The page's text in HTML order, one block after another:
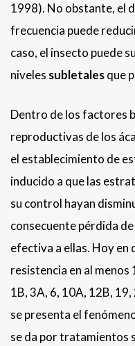
1998). No obstante, el
frecuencia puede
caso, el insecto puede
niveles subletalesque
Dentro de los factores
reproductivas de los
el establecimiento de
inducido a que las
su control hayan
consecuente pérdida
efectiva a ellas. Hoy en
resistencia en al
1B, 3A, 6, 10A, 12B,
se presenta el
se da por tratamientos